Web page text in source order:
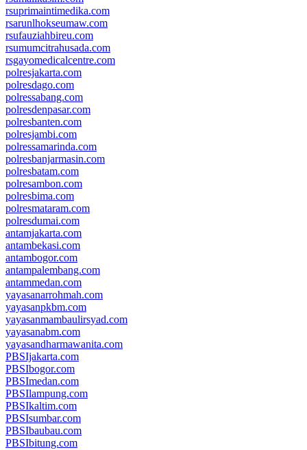
rsuprimaintimedika.com
rsarunlhokseumaw.com
rsufauziahbireu.com
rsumumcitrahusada.com
rsgayomedicalcentre.com
polresjakarta.com
polresdago.com
polressabang.com
polresdenpasar.com
polresbanten.com
polresjambi.com
polressamarinda.com
polresbanjarmasin.com
polresbatam.com
polresambon.com
polresbima.com
polresmataram.com
polresdumai.com
antamjakarta.com
antambekasi.com
antambogor.com
antampalembang.com
antammedan.com
yayasanarrohmah.com
yayasanpkbm.com
yayasanmambaulirsyad.com
yayasanabm.com
yayasandharmawanita.com
PBSIjakarta.com
PBSIbogor.com
PBSImedan.com
PBSIlampung.com
PBSIkaltim.com
PBSIsumbar.com
PBSIbaubau.com
PBSIbitung.com